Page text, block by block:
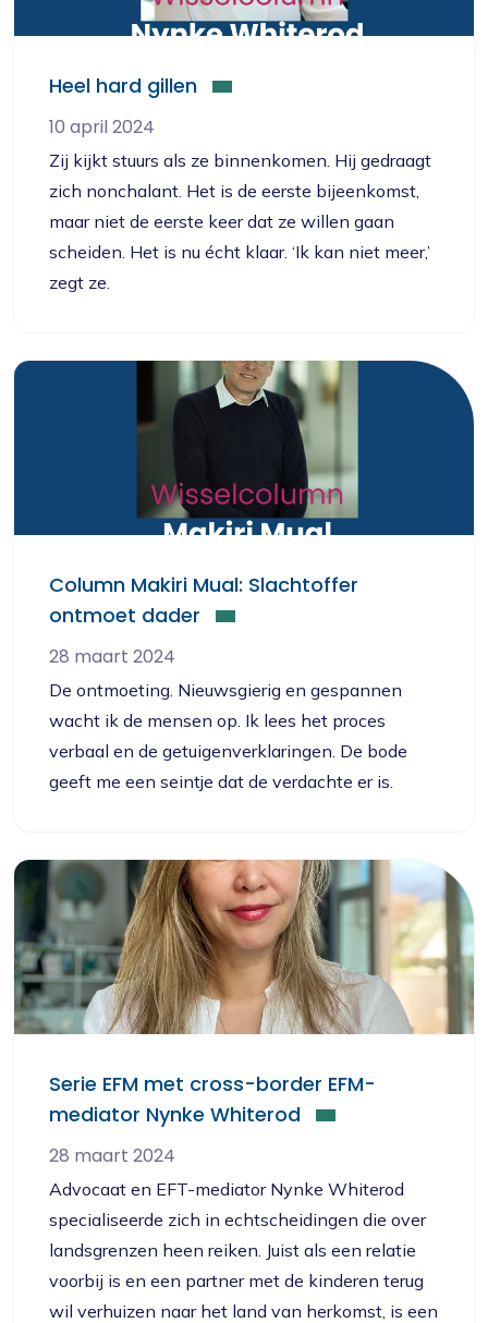
Heel hard gillen
10 april 2024
Zij kijkt stuurs als ze binnenkomen. Hij gedraagt
zich nonchalant. Het is de eerste bijeenkomst,
maar niet de eerste keer dat ze willen gaan
scheiden. Het is nu écht klaar. ‘Ik kan niet meer,’
zegt ze.
Column Makiri Mual: Slachtoffer
ontmoet dader
28 maart 2024
De ontmoeting. Nieuwsgierig en gespannen
wacht ik de mensen op. Ik lees het proces
verbaal en de getuigenverklaringen. De bode
geeft me een seintje dat de verdachte er is.
Serie EFM met cross-border EFM-
mediator Nynke Whiterod
28 maart 2024
Advocaat en EFT-mediator Nynke Whiterod
specialiseerde zich in echtscheidingen die over
landsgrenzen heen reiken. Juist als een relatie
voorbij is en een partner met de kinderen terug
wil verhuizen naar het land van herkomst, is een